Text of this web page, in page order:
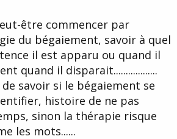
être commencer par
du bégaiement, savoir à quel
il est apparu ou quand il
quand il disparait..................
savoir si le bégaiement se
histoire de ne pas
sinon la thérapie risque
les mots......